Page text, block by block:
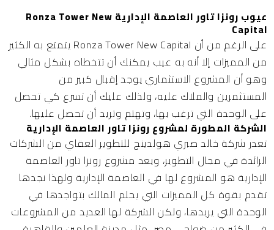
عيوب رونزا تاور العاصمة الإدارية Ronza Tower New
Capital
على الرغم من أن Ronza Tower New Capital يتمتع به الكثير
من المميزات إلا أنه به عيب يمكنك أن تتخطاه بشكل مثالي
وهو أن المشروع الاستثماري يوجد إقبال كبير من
المستثمرين والملاك عليه، ولذلك عليك أن تسرع كي تحصل
على الوحدة التي ترغب بها، وتهتم وتريد أن تحصل عليها.
الشركة المطورة لمشروع رونزا تاور العاصمة الإدارية
تعدر شركة خالد صبري هولدينج للتطوير العقاي من الشركات
الرائدة في مجال التطوير، ويعد مشروع رونزا تاور العاصمة
الإدارية هو المشروع لها في العاصمة الإدارية ولهذا نجدها
تقدم بقوة كل المميزات التي يحلم المالك بتواجدها في
الوحدة التي يريدها، ولكن الشركة لها العديد من المشروعات